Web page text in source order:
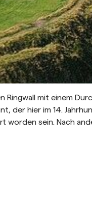
Ringwall mit einem
der hier im 14.
worden sein. Nach